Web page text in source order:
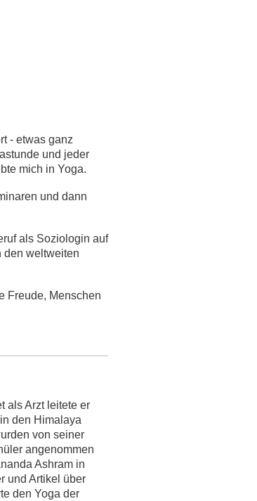
- etwas ganz
und jeder
mich in Yoga.
und dann
als Soziologin auf
den weltweiten
Freude, Menschen
als Arzt leitete er
den Himalaya
von seiner
angenommen
Ashram in
und Artikel über
den Yoga der